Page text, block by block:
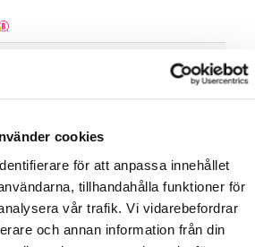
cookies
för att anpassa innehållet
tillhandahålla funktioner för
vår trafik. Vi vidarebefordrar
och annan information från din
40° MO 3K DALI
60° HO 3K